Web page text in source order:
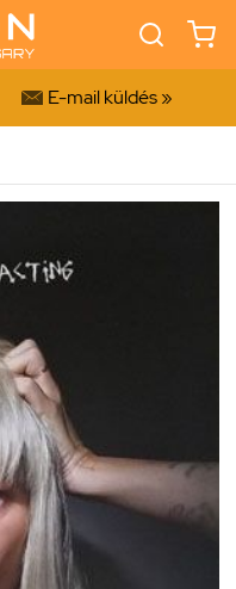
 E-mail küldés »